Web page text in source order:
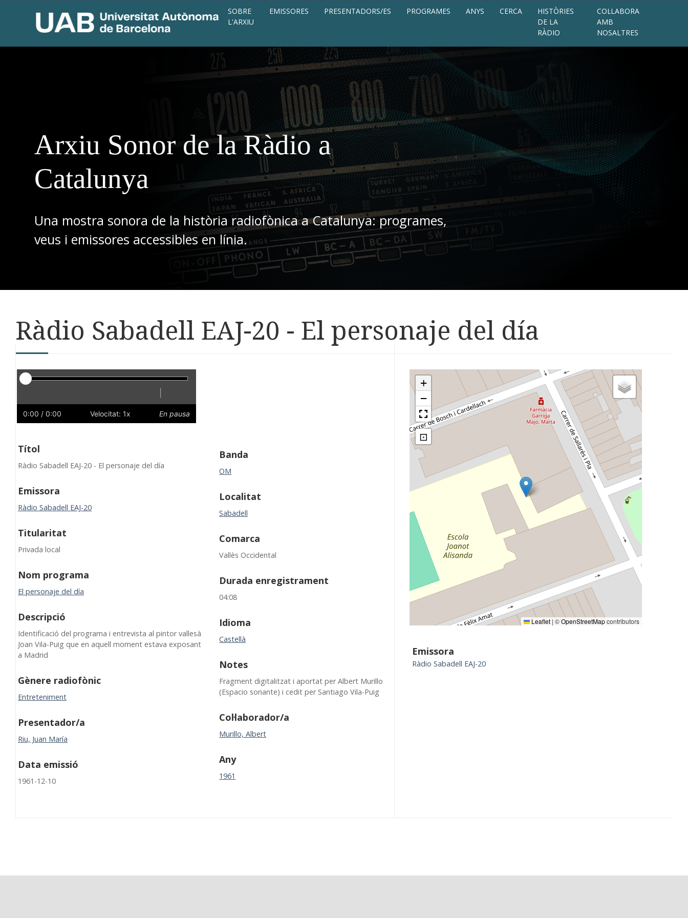
SOBRE
L'ARXIU
EMISSORES PRESENTADORS/ES PROGRAMES ANYS CERCA
HISTÒRIES
DE LA
RÀDIO
COL·LABORA
AMB
NOSALTRES
Arxiu Sonor de la Ràdio a
Catalunya
Una mostra sonora de la història radiofònica a Catalunya: programes,
veus i emissores accessibles en línia.
Ràdio Sabadell EAJ-20 - El personaje del día
Reproductor
Lent
0:00 / 0:00 Velocitat: 1x En pausa
Títol
Ràdio Sabadell EAJ-20 - El personaje del día
Emissora
Ràdio Sabadell EAJ-20
Titularitat
Privada local
Nom programa
El personaje del día
Descripció
Identificació del programa i entrevista al pintor vallesà
Joan Vila-Puig que en aquell moment estava exposant
a Madrid
Gènere radiofònic
Entreteniment
Presentador/a
Riu, Juan María
Data emissió
1961-12-10
Banda
OM
Localitat
Sabadell
Comarca
Vallès Occidental
Durada enregistrament
04:08
Idioma
Castellà
Notes
Fragment digitalitzat i aportat per Albert Murillo
(Espacio sonante) i cedit per Santiago Vila-Puig
Col·laborador/a
Murillo, Albert
Any
1961
+
−
⊡
Leaflet | ©OpenStreetMapcontributors
Emissora
Ràdio Sabadell EAJ-20